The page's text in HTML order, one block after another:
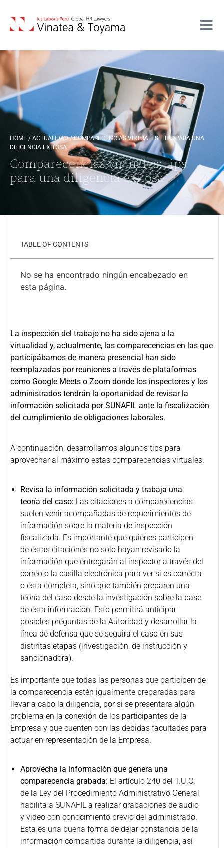
HOME / ACTUALIDAD/COMPARECENCIAS VIRTUALES: TIPS PARA UNA
DILIGENCIA EXITOSA
Comparecencias virtuales: tips
para una diligencia exitosa
TABLE OF CONTENTS
No se ha encontrado ningún encabezado en
esta página.
La inspección del trabajo no ha sido ajena a la
virtualidad y, actualmente, las comparecencias en las que
participábamos de manera presencial han sido
reemplazadas por reuniones a través de plataformas
como Google Meets o Zoom donde los inspectores y los
administrados tendrán la oportunidad de revisar la
información solicitada por SUNAFIL ante la fiscalización
del cumplimiento de obligaciones laborales.
A continuación, desarrollamos algunos tips para
aprovechar al máximo estas comparecencias virtuales.
Revisa la información solicitada y trabaja una
teoría del caso: Las citaciones a comparecencias
suelen venir acompañadas de requerimientos de
información sobre la materia de inspección
fiscalizada. Es importante que quienes participen
de estas citaciones no solo hayan revisado la
información que entregarán al inspector a través del
correo o la casilla electrónica para ver si es correcta
o está completa, sino que también preparen una
teoría del caso desde la investigación sobre la base
de esta información. Esto permitirá anticipar
posibles preguntas de la Autoridad y desarrollar la
línea de defensa que se seguirá el caso en sus
distintas etapas (investigación, de instrucción y
sancionadora).
Es importante que todas las personas que participen de
la comparecencia estén igualmente preparadas para
llevar a cabo la diligencia, por si se presentara algún
problema en la conexión de los participantes de la
Empresa y que cuenten con las debidas facultades para
actuar en representación de la Empresa.
Aprovecha la información que genera una
comparecencia grabada: El artículo 240 del T.U.O.
de la Ley del Procedimiento Administrativo General
habilita a SUNAFIL a realizar grabaciones de audio
y video con conocimiento previo del administrado.
Esta es una buena forma de dejar constancia de la
información compartida durante la diligencia, así